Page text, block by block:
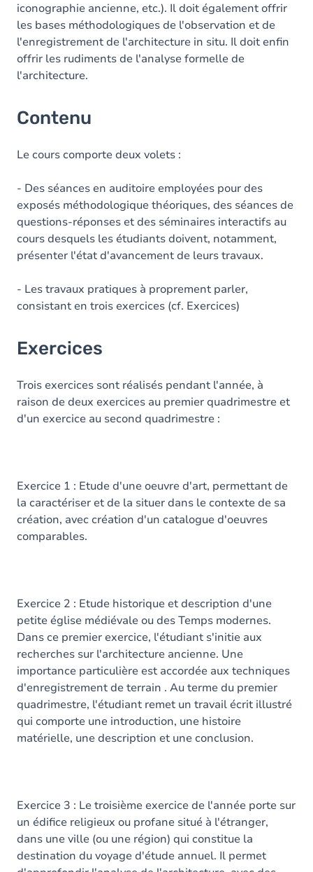
iconographie ancienne, etc.). Il doit également offrir
les bases méthodologiques de l'observation et de
l'enregistrement de l'architecture in situ. Il doit enfin
offrir les rudiments de l'analyse formelle de
l'architecture.
Contenu
Le cours comporte deux volets :
- Des séances en auditoire employées pour des
exposés méthodologique théoriques, des séances de
questions-réponses et des séminaires interactifs au
cours desquels les étudiants doivent, notamment,
présenter l'état d'avancement de leurs travaux.
- Les travaux pratiques à proprement parler,
consistant en trois exercices (cf. Exercices)
Exercices
Trois exercices sont réalisés pendant l'année, à
raison de deux exercices au premier quadrimestre et
d'un exercice au second quadrimestre :
Exercice 1 : Etude d'une oeuvre d'art, permettant de
la caractériser et de la situer dans le contexte de sa
création, avec création d'un catalogue d'oeuvres
comparables.
Exercice 2 : Etude historique et description d'une
petite église médiévale ou des Temps modernes.
Dans ce premier exercice, l'étudiant s'initie aux
recherches sur l'architecture ancienne. Une
importance particulière est accordée aux techniques
d'enregistrement de terrain . Au terme du premier
quadrimestre, l'étudiant remet un travail écrit illustré
qui comporte une introduction, une histoire
matérielle, une description et une conclusion.
Exercice 3 : Le troisième exercice de l'année porte sur
un édifice religieux ou profane situé à l'étranger,
dans une ville (ou une région) qui constitue la
destination du voyage d'étude annuel. Il permet